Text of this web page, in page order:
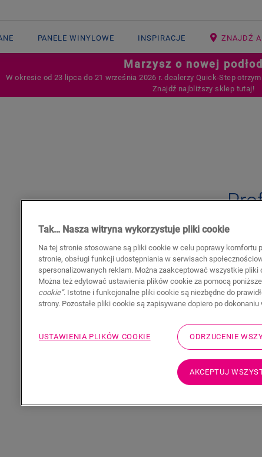
PANELE WINYLOWE INSPIRACJE ZNAJDŹ
Marzysz o nowej
W okresie od 23 lipca do 21 września 2026 r. dealerzy Quick‑Step
Znajdź najbliższy sklep tutaj!
For
Tak… Nasza witryna wykorzystuje pliki cookie
Na tej stronie stosowane są pliki cookie w celu poprawy komfortu
stronie, obsługi funkcji udostępniania w serwisach
spersonalizowanych reklam. Można zaakceptować wszystkie pliki
Można też edytować ustawienia plików cookie za pomocą
cookie”. Istotne i funkcjonalne pliki cookie są niezbędne do
strony. Pozostałe pliki cookie są zapisywane dopiero po
USTAWIENIA PLIKÓW COOKIE ODRZUCENIE
AKCEPTUJ